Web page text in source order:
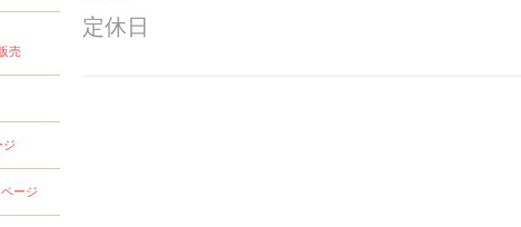
定休日
ジ
ージ